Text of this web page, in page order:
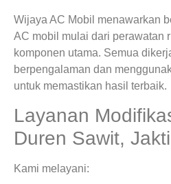
Wijaya AC Mobil menawarkan
AC mobil mulai dari perawatan
komponen utama. Semua
berpengalaman dan
untuk memastikan hasil terbaik.
Layanan
Duren Sawit,
Kami melayani: